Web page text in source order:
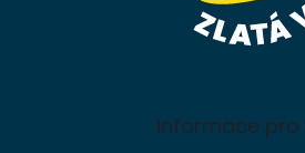
Informace pro